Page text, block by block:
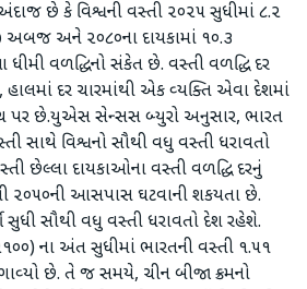
છે કે વિશ્વની વસ્‍તી ૨૦૨૫ સુધીમાં ૮.૨
અને ૨૦૮૦ના દાયકામાં ૧૦.૩
વળદ્ધિનો સંકેત છે. વસ્‍તી વળદ્ધિ દર
હાલમાં દર ચારમાંથી એક વ્‍યક્‍તિ એવા દેશમાં
પર છે.યુએસ સેન્‍સસ બ્‍યુરો અનુસાર, ભારત
સાથે વિશ્વનો સૌથી વધુ વસ્‍તી ધરાવતો
છેલ્લા દાયકાઓના વસ્‍તી વળદ્ધિ દરનું
૨૦૫૦ની આસપાસ ઘટવાની શકયતા છે.
સુધી સૌથી વધુ વસ્‍તી ધરાવતો દેશ રહેશે.
ના અંત સુધીમાં ભારતની વસ્‍તી ૧.૫૧
છે. તે જ સમયે, ચીન બીજા ક્રમનો